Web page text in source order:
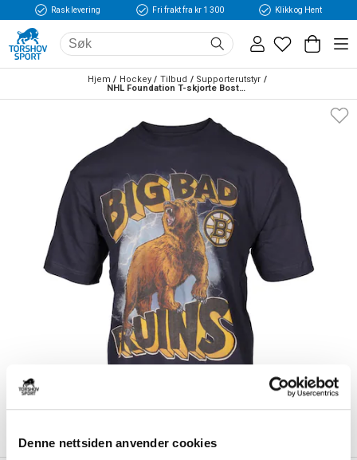
Denne nettsiden anvender cookies
Rask levering Fri frakt fra kr 1 300 Klikk og Hent
Hjem Hockey Tilbud
Supporterutstyr
NHL Foundation T-skjorte Boston Bruins